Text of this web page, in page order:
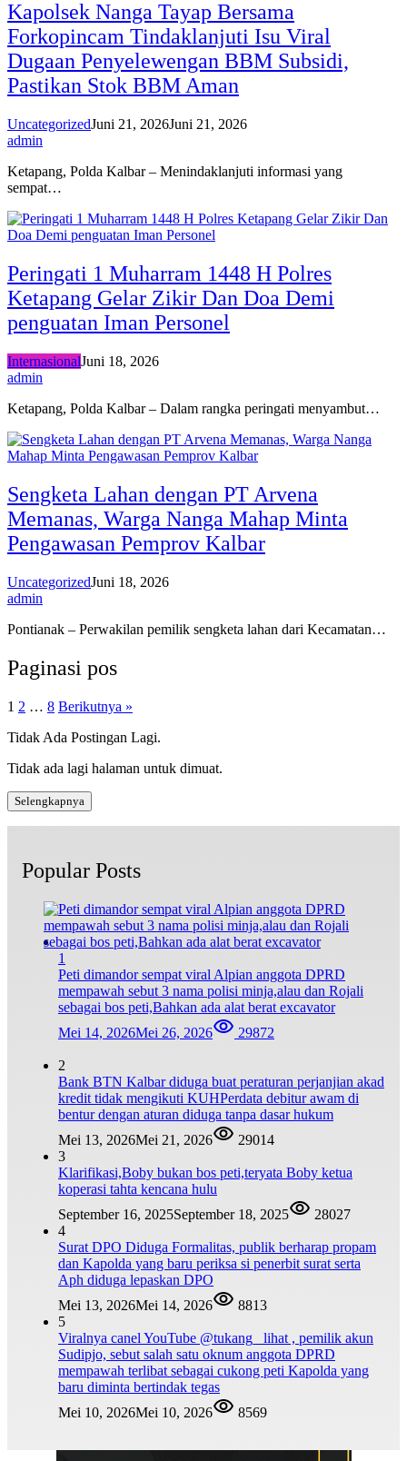
Kapolsek Nanga Tayap Bersama
Forkopincam Tindaklanjuti Isu Viral
Dugaan Penyelewengan BBM Subsidi,
Pastikan Stok BBM Aman
UncategorizedJuni 21, 2026Juni 21, 2026
admin
Ketapang, Polda Kalbar – Menindaklanjuti informasi yang
sempat…
Peringati 1 Muharram 1448 H Polres
Ketapang Gelar Zikir Dan Doa Demi
penguatan Iman Personel
InternasionalJuni 18, 2026
admin
Ketapang, Polda Kalbar – Dalam rangka peringati menyambut…
Sengketa Lahan dengan PT Arvena
Memanas, Warga Nanga Mahap Minta
Pengawasan Pemprov Kalbar
UncategorizedJuni 18, 2026
admin
Pontianak – Perwakilan pemilik sengketa lahan dari Kecamatan…
Paginasi pos
1 2 … 8 Berikutnya »
Tidak Ada Postingan Lagi.
Tidak ada lagi halaman untuk dimuat.
Selengkapnya
Popular Posts
1
Peti dimandor sempat viral Alpian anggota DPRD
mempawah sebut 3 nama polisi minja,alau dan Rojali
sebagai bos peti,Bahkan ada alat berat excavator
Mei 14, 2026Mei 26, 2026 29872
2
Bank BTN Kalbar diduga buat peraturan perjanjian akad
kredit tidak mengikuti KUHPerdata debitur awam di
bentur dengan aturan diduga tanpa dasar hukum
Mei 13, 2026Mei 21, 2026
29014
3
Klarifikasi,Boby bukan bos peti,teryata Boby ketua
koperasi tahta kencana hulu
September 16, 2025September 18, 2025
28027
4
Surat DPO Diduga Formalitas, publik berharap propam
dan Kapolda yang baru periksa si penerbit surat serta
Aph diduga lepaskan DPO
Mei 13, 2026Mei 14, 2026
8813
5
Viralnya canel YouTube @tukang_ lihat , pemilik akun
Sudipjo, sebut salah satu oknum anggota DPRD
mempawah terlibat sebagai cukong peti Kapolda yang
baru diminta bertindak tegas
Mei 10, 2026Mei 10, 2026 8569